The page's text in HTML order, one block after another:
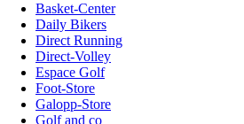
Basket-Center
Daily Bikers
Direct Running
Direct-Volley
Espace Golf
Foot-Store
Galopp-Store
Golf and co